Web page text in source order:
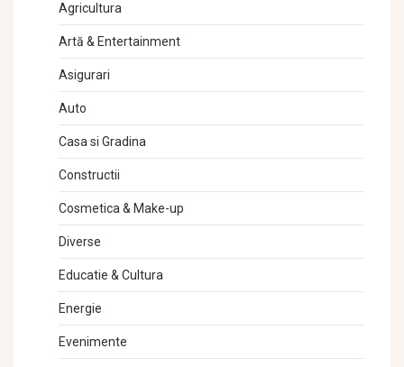
Agricultura
Artă & Entertainment
Asigurari
Auto
Casa si Gradina
Constructii
Cosmetica & Make-up
Diverse
Educatie & Cultura
Energie
Evenimente